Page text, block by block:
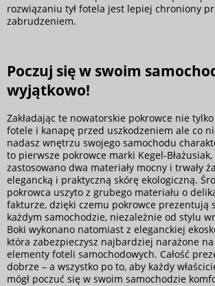
rozwiązaniu tył fotela jest lepiej chroniony
zabrudzeniem.
Poczuj się w swoim
wyjątkowo!
Zakładając te nowatorskie pokrowce nie
fotele i kanapę przed uszkodzeniem ale co
nadasz wnętrzu swojego samochodu
to pierwsze pokrowce marki Kegel-
zastosowano dwa materiały mocny i trwały
elegancką i praktyczną skórę ekologiczną.
pokrowca uszyto z grubego materiału o
fakturze, dzięki czemu pokrowce prezentują
każdym samochodzie, niezależnie od stylu
Boki wykonano natomiast z eleganckiej
która zabezpieczysz najbardziej narażone
elementy foteli samochodowych. Całość
dobrze – a wszystko po to, aby każdy
mógł poczuć się w swoim samochodzie